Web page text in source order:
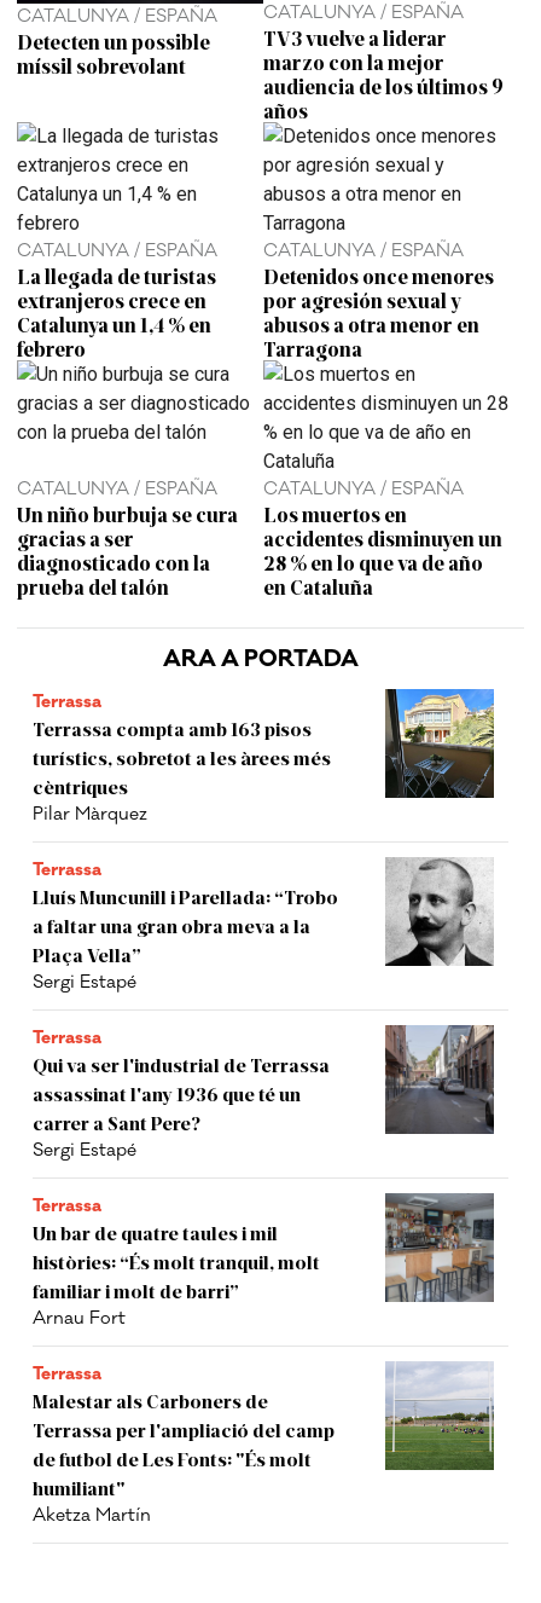
ARA A PORTADA
Terrassa
Terrassa compta amb 163 pisos
turístics, sobretot a les àrees més
cèntriques
Pilar Màrquez
Terrassa
Lluís Muncunill i Parellada: “Trobo
a faltar una gran obra meva a la
Plaça Vella”
Sergi Estapé
Terrassa
Qui va ser l'industrial de Terrassa
assassinat l'any 1936 que té un
carrer a Sant Pere?
Sergi Estapé
Terrassa
Un bar de quatre taules i mil
històries: “És molt tranquil, molt
familiar i molt de barri”
Arnau Fort
Terrassa
Malestar als Carboners de
Terrassa per l'ampliació del camp
de futbol de Les Fonts: "És molt
humiliant"
Aketza Martín
CATALUNYA / ESPAÑA
Detecten un possible
míssil sobrevolant
CATALUNYA / ESPAÑA
TV3 vuelve a liderar
marzo con la mejor
audiencia de los últimos 9
años
CATALUNYA / ESPAÑA
La llegada de turistas
extranjeros crece en
Catalunya un 1,4 % en
febrero
CATALUNYA / ESPAÑA
Detenidos once menores
por agresión sexual y
abusos a otra menor en
Tarragona
CATALUNYA / ESPAÑA
Un niño burbuja se cura
gracias a ser
diagnosticado con la
prueba del talón
CATALUNYA / ESPAÑA
Los muertos en
accidentes disminuyen un
28 % en lo que va de año
en Cataluña